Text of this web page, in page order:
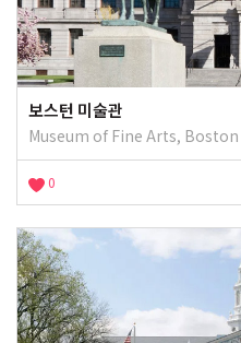
보스턴 미술관
Museum of Fine Arts, Boston
0